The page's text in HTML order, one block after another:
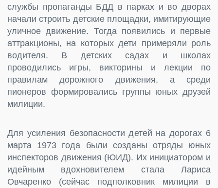
службы пропаганды БДД в парках и во дворах
начали строить детские площадки, имитирующие
уличное движение. Тогда появились и первые
аттракционы, на которых дети примеряли роль
водителя. В детских садах и школах
проводились игры, викторины и лекции по
правилам дорожного движения, а среди
пионеров формировались группы юных друзей
милиции.
Для усиления безопасности детей на дорогах 6
марта 1973 года были созданы отряды юных
инспекторов движения (ЮИД). Их инициатором и
идейным вдохновителем стала Лариса
Овчаренко (сейчас подполковник милиции в